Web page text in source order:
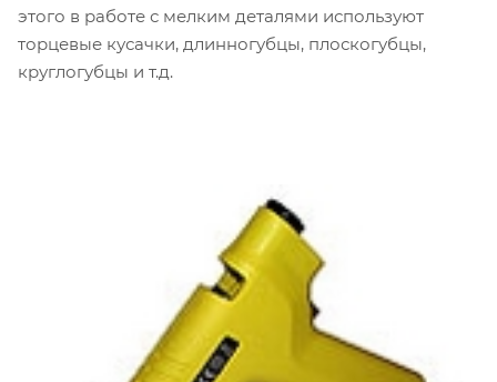
этого в работе с мелким деталями используют
торцевые кусачки, длинногубцы, плоскогубцы,
круглогубцы и т.д.